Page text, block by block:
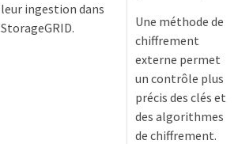
leur ingestion dans
StorageGRID.
Une méthode de
chiffrement
externe permet
un contrôle plus
précis des clés et
des algorithmes
de chiffrement.